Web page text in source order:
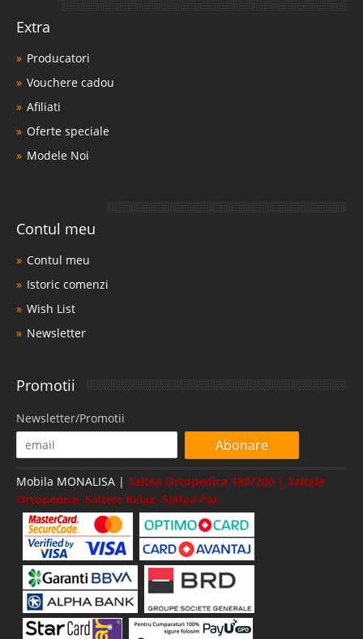
Extra
Producatori
Vouchere cadou
Afiliati
Oferte speciale
Modele Noi
Contul meu
Contul meu
Istoric comenzi
Wish List
Newsletter
Promotii
Newsletter/Promotii
Abonare
Mobila MONALISA | Saltea Ortopedica 180/200 | Saltele
Ortopedice, Saltele Relax, Saltea Pat